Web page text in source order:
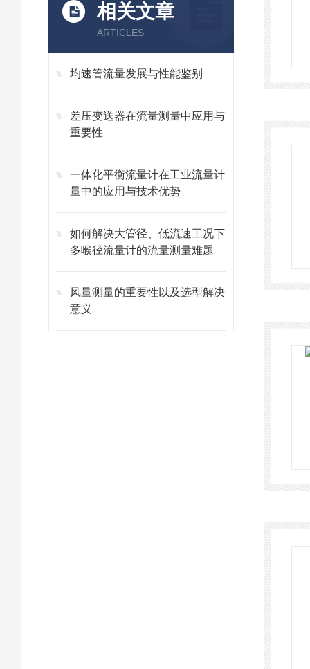
相关文章
ARTICLES
均速管流量发展与性能鉴别
差压变送器在流量测量中应用与
重要性
一体化平衡流量计在工业流量计
量中的应用与技术优势
如何解决大管径、低流速工况下
多喉径流量计的流量测量难题
风量测量的重要性以及选型解决
意义